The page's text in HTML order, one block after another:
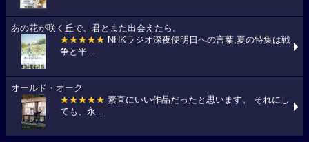
あの花が咲く丘で、君とまた出会えたら。
★★★★★ NHKラジオ深夜便明日への言葉,夏の特集は戦
争と平...
オールド・オーク
★★★★★ 素直にいい作品だったと思います。 それにし
ても、永...